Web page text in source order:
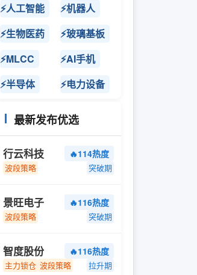
⚡人工智能
⚡机器人
⚡生物医药
⚡玻璃基板
⚡MLCC
⚡AI手机
⚡半导体
⚡电力设备
最新发布优选
行云科技 🔥114热度
波段策略 突破期
景旺电子 🔥116热度
波段策略 突破期
智度股份 🔥116热度
主力锁仓 波段策略 拉升期